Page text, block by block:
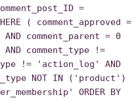
=
( comment_approved =
comment_parent = 0
comment_type !=
!= 'action_log' AND
NOT IN ('product')
ORDER BY